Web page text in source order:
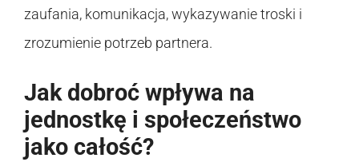
zaufania, komunikacja, wykazywanie troski i
zrozumienie potrzeb partnera.
Jak dobroć wpływa na
jednostkę i społeczeństwo
jako całość?